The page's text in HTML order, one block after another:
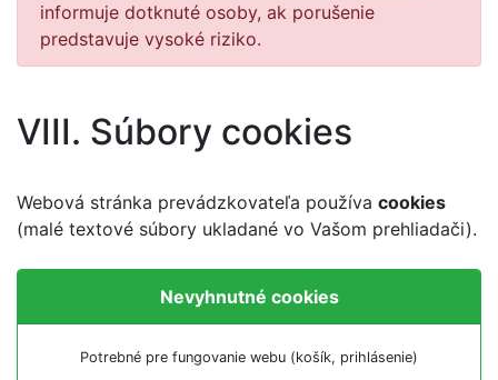
informuje dotknuté osoby, ak porušenie
predstavuje vysoké riziko.
VIII. Súbory cookies
Webová stránka prevádzkovateľa používa cookies
(malé textové súbory ukladané vo Vašom prehliadači).
Nevyhnutné cookies
Potrebné pre fungovanie webu (košík, prihlásenie)